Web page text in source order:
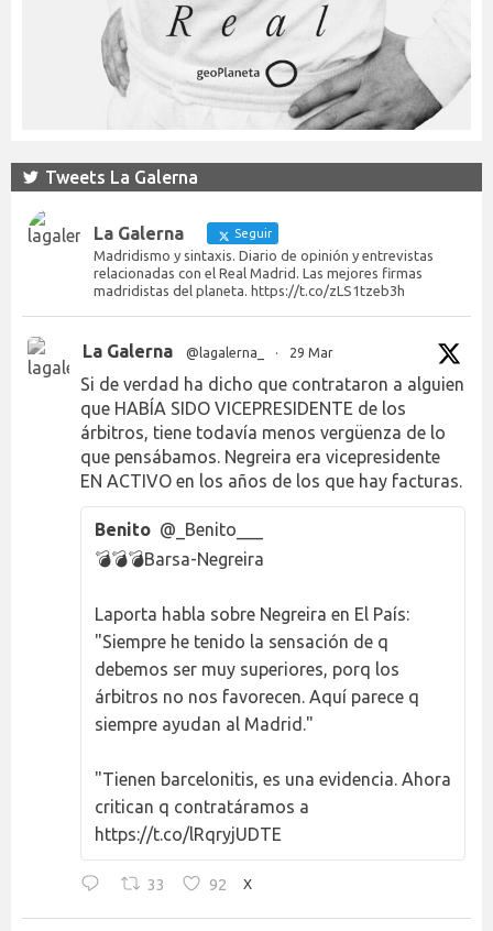
Tweets La Galerna
La Galerna Seguir
Madridismo y sintaxis. Diario de opinión y entrevistas
relacionadas con el Real Madrid. Las mejores firmas
madridistas del planeta. https://t.co/zLS1tzeb3h
La Galerna @lagalerna_ · 29 Mar
Si de verdad ha dicho que contrataron a alguien
que HABÍA SIDO VICEPRESIDENTE de los
árbitros, tiene todavía menos vergüenza de lo
que pensábamos. Negreira era vicepresidente
EN ACTIVO en los años de los que hay facturas.
Benito @_Benito___
💣💣💣Barsa-Negreira
Laporta habla sobre Negreira en El País:
"Siempre he tenido la sensación de q
debemos ser muy superiores, porq los
árbitros no nos favorecen. Aquí parece q
siempre ayudan al Madrid."
"Tienen barcelonitis, es una evidencia. Ahora
critican q contratáramos a
https://t.co/lRqryjUDTE
33 92 X